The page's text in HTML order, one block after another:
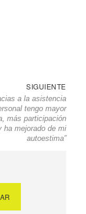
SIGUIENTE
a la asistencia
tengo mayor
más participación
ha mejorado de mi
autoestima”